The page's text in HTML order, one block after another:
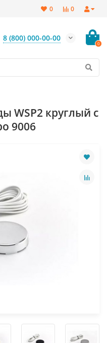
0
0
8 (800) 000-00-00
0
WSP2 круглый с
9006